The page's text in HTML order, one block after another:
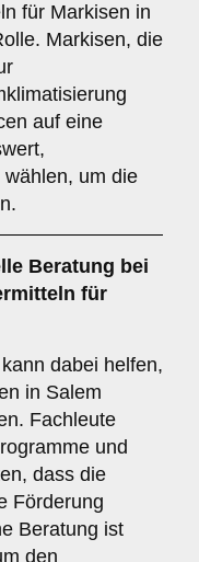
für Markisen in
Markisen, die
auf eine
um die
Beratung bei
für
dabei helfen,
in Salem
Fachleute
und
dass die
Förderung
Beratung ist
den